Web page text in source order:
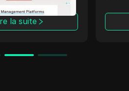
web.
la suite
IP